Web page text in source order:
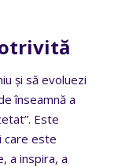
și să evoluezi
înseamnă a
Este
care este
a inspira, a